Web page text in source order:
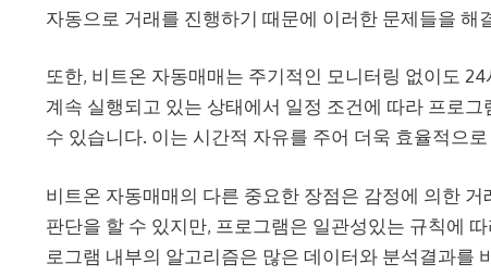
자동으로 거래를 진행하기 때문에 이러한 문제들을 해
또한, 비트온 자동매매는 주기적인 모니터링 없이도
계속 실행되고 있는 상태에서 일정 조건에 따라 프로
수 있습니다. 이는 시간적 자유를 주어 더욱 효율적으
비트온 자동매매의 다른 중요한 장점은 감정에 의한
판단을 할 수 있지만, 프로그램은 일관성있는 규칙에
로그램 내부의 알고리즘은 많은 데이터와 분석결과를